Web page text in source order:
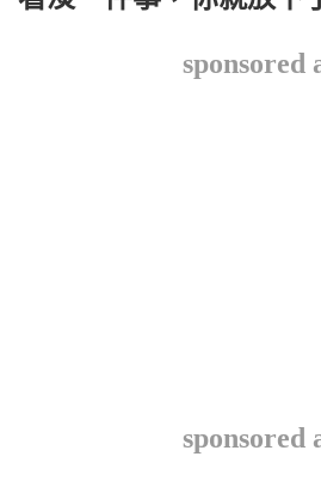
sponsored
sponsored